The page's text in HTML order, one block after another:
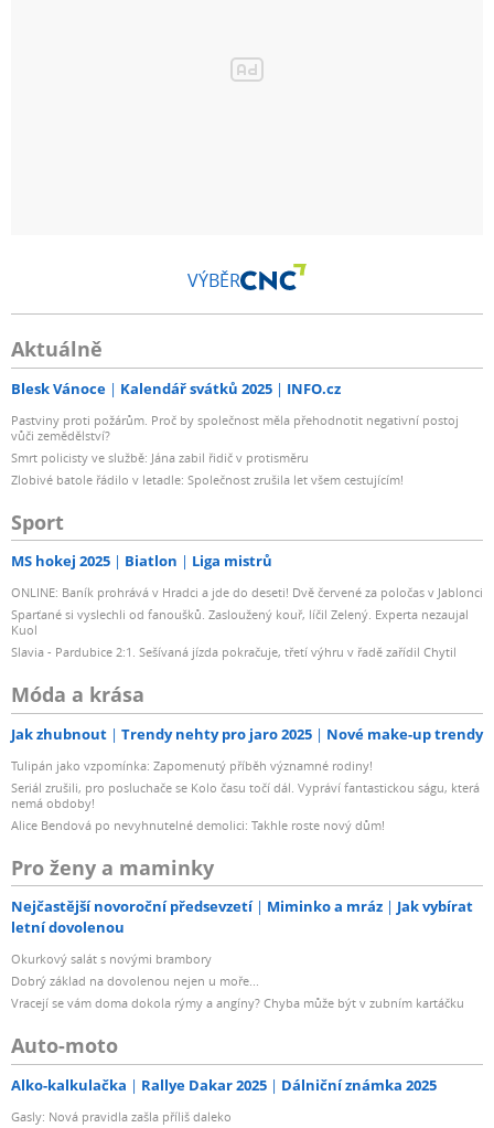
VÝBĚR
Aktuálně
Blesk Vánoce Kalendář svátků 2025 INFO.cz
Pastviny proti požárům. Proč by společnost měla přehodnotit negativní postoj
vůči zemědělství?
Smrt policisty ve službě: Jána zabil řidič v protisměru
Zlobivé batole řádilo v letadle: Společnost zrušila let všem cestujícím!
Sport
MS hokej 2025 Biatlon Liga mistrů
ONLINE: Baník prohrává v Hradci a jde do deseti! Dvě červené za poločas v Jablonci
Sparťané si vyslechli od fanoušků. Zasloužený kouř, líčil Zelený. Experta nezaujal
Kuol
Slavia - Pardubice 2:1. Sešívaná jízda pokračuje, třetí výhru v řadě zařídil Chytil
Móda a krása
Jak zhubnout Trendy nehty pro jaro 2025 Nové make-up trendy
Tulipán jako vzpomínka: Zapomenutý příběh významné rodiny!
Seriál zrušili, pro posluchače se Kolo času točí dál. Vypráví fantastickou ságu, která
nemá obdoby!
Alice Bendová po nevyhnutelné demolici: Takhle roste nový dům!
Pro ženy a maminky
Nejčastější novoroční předsevzetí Miminko a mráz
Jak vybírat
letní dovolenou
Okurkový salát s novými brambory
Dobrý základ na dovolenou nejen u moře...
Vracejí se vám doma dokola rýmy a angíny? Chyba může být v zubním kartáčku
Auto-moto
Alko-kalkulačka Rallye Dakar 2025 Dálniční známka 2025
Gasly: Nová pravidla zašla příliš daleko